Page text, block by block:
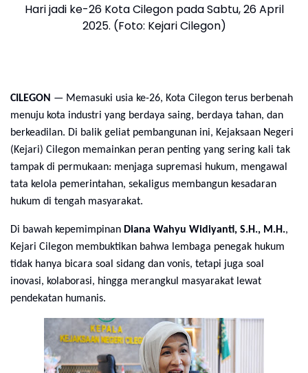
Hari jadi ke-26 Kota Cilegon pada Sabtu, 26 April
2025. (Foto: Kejari Cilegon)
CILEGON — Memasuki usia ke-26, Kota Cilegon terus berbenah
menuju kota industri yang berdaya saing, berdaya tahan, dan
berkeadilan. Di balik geliat pembangunan ini, Kejaksaan Negeri
(Kejari) Cilegon memainkan peran penting yang sering kali tak
tampak di permukaan: menjaga supremasi hukum, mengawal
tata kelola pemerintahan, sekaligus membangun kesadaran
hukum di tengah masyarakat.
Di bawah kepemimpinan Diana Wahyu Widiyanti, S.H., M.H.,
Kejari Cilegon membuktikan bahwa lembaga penegak hukum
tidak hanya bicara soal sidang dan vonis, tetapi juga soal
inovasi, kolaborasi, hingga merangkul masyarakat lewat
pendekatan humanis.